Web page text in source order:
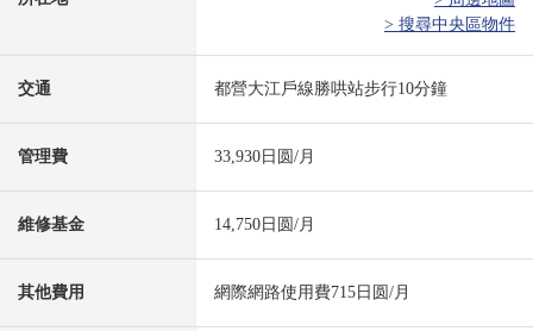
> 搜尋中央區物件
交通 都營大江戶線勝哄站步行10分鐘
管理費 33,930日圆/月
維修基金 14,750日圆/月
其他費用 網際網路使用費715日圆/月